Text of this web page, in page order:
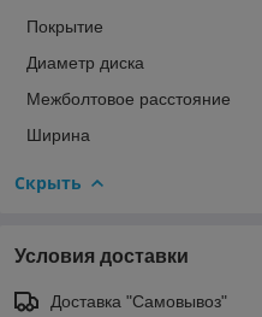
Покрытие
Диаметр диска
Межболтовое расстояние
Ширина
Скрыть
Условия доставки
Доставка "Самовывоз"